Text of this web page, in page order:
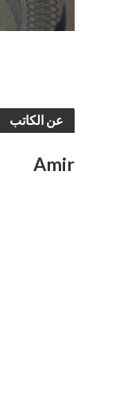
عن الكاتب
Amir